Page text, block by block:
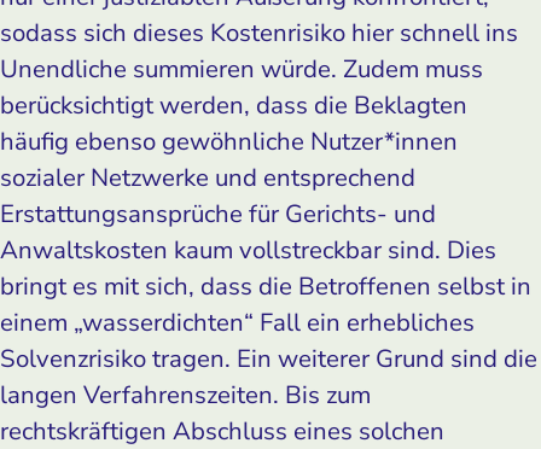
sodass sich dieses Kostenrisiko hier schnell ins
Unendliche summieren würde. Zudem muss
berücksichtigt werden, dass die Beklagten
häufig ebenso gewöhnliche Nutzer*innen
sozialer Netzwerke und entsprechend
Erstattungsansprüche für Gerichts- und
Anwaltskosten kaum vollstreckbar sind. Dies
bringt es mit sich, dass die Betroffenen selbst in
einem „wasserdichten“ Fall ein erhebliches
Solvenzrisiko tragen. Ein weiterer Grund sind die
langen Verfahrenszeiten. Bis zum
rechtskräftigen Abschluss eines solchen